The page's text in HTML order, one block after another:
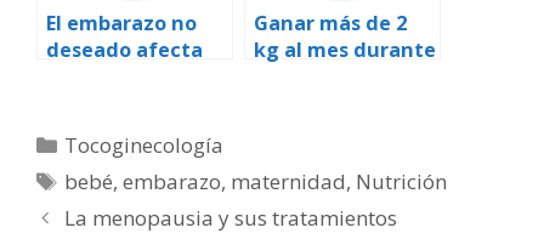
El embarazo no
deseado afecta
mujeres menores
de 20 años en
todo el mundo
Ganar más de 2
kg al mes durante
Categorías
Tocoginecología
Etiquetas
bebé,embarazo, maternidad, Nutrición
La menopausia y sus tratamientos